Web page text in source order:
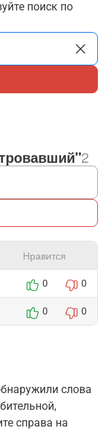
поиск по
2
Нравится
0 0
0 0
слова
справа на